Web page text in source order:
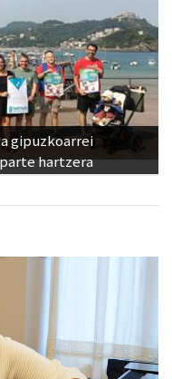
gipuzkoarrei
hartzera